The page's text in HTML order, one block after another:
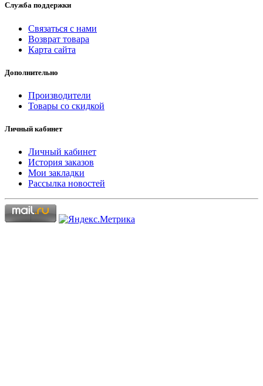
Служба поддержки
Связаться с нами
Возврат товара
Карта сайта
Дополнительно
Производители
Товары со скидкой
Личный кабинет
Личный кабинет
История заказов
Мои закладки
Рассылка новостей